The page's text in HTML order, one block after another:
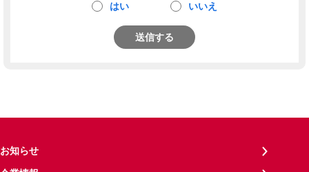
はい いいえ
送信する
お知らせ